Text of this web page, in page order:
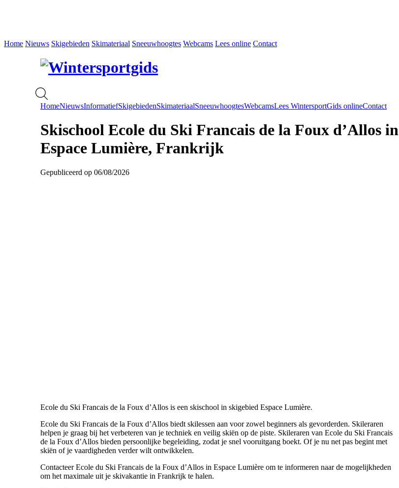
Home Nieuws Skigebieden Skimateriaal Sneeuwhoogtes Webcams Lees online Contact
HomeNieuwsInformatiefSkigebiedenSkimateriaalSneeuwhoogtesWebcamsLees WintersportGids onlineContact
Skischool Ecole du Ski Francais de la Foux d’Allos in
Espace Lumière, Frankrijk
Gepubliceerd op 06/08/2026
Ecole du Ski Francais de la Foux d’Allos is een skischool in skigebied Espace Lumière.
Ecole du Ski Francais de la Foux d’Allos biedt skilessen aan voor zowel beginners als gevorderden. Skileraren
helpen je graag bij het verbeteren van je techniek en veilig skiën op de piste. Skileraren van Ecole du Ski Francais
de la Foux d’Allos bieden persoonlijke begeleiding, zodat je snel vooruitgang boekt. Of je nu net pas begint met
skiën of je vaardigheden verder wilt ontwikkelen.
Contacteer Ecole du Ski Francais de la Foux d’Allos in Espace Lumière om te informeren naar de mogelijkheden
om het maximale uit je skivakantie in Frankrijk te halen.